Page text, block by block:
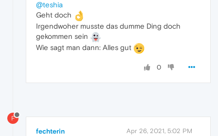
@teshia
Geht doch
Irgendwoher musste das dumme Ding doch
gekommen sein
Wie sagt man dann: Alles gut
0
F
fechterin Apr 26, 2021, 5:02 PM